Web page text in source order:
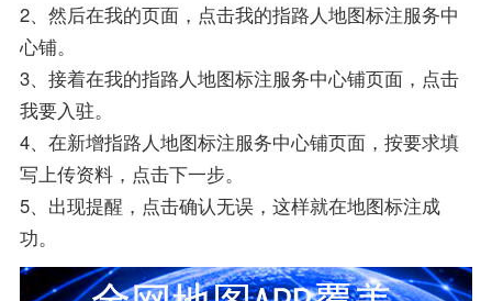
2、然后在我的页面，点击我的指路人地图标注服务中
心铺。
3、接着在我的指路人地图标注服务中心铺页面，点击
我要入驻。
4、在新增指路人地图标注服务中心铺页面，按要求填
写上传资料，点击下一步。
5、出现提醒，点击确认无误，这样就在地图标注成
功。